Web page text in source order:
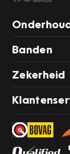
Banden
Zekerheid